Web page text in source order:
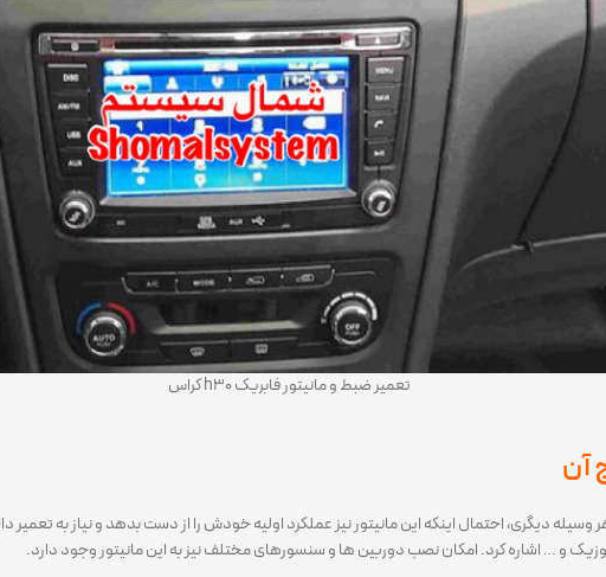
تعمیر ضبط و مانیتور فابریک h30 کراس
آن
وسیله دیگری، احتمال اینکه این مانیتور نیز عملکرد اولیه خودش را از دست بدهد و نیاز به تعمیر